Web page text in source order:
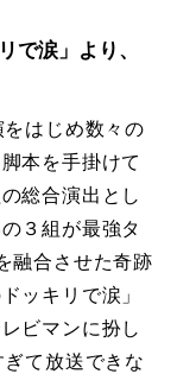
で涙」より、
はじめ数々の
本を手掛けて
総合演出とし
３組が最強タ
融合させた奇跡
ッキリで涙」
ビマンに扮し
て放送できな